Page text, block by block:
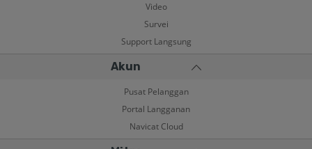
Video
Survei
Support Langsung
Akun
Pusat Pelanggan
Portal Langganan
Navicat Cloud